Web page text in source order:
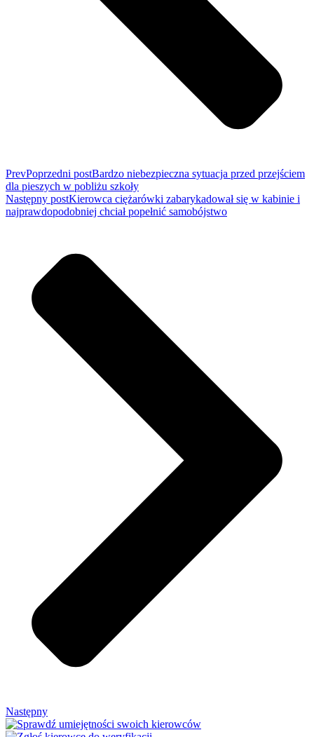
PrevPoprzedni postBardzo niebezpieczna sytuacja przed przejściem
dla pieszych w pobliżu szkoły
Następny postKierowca ciężarówki zabarykadował się w kabinie i
najprawdopodobniej chciał popełnić samobójstwo
Następny